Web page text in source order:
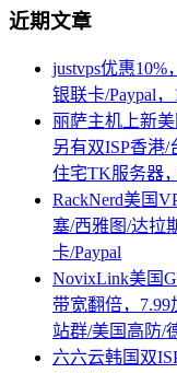
近期文章
justvps优惠
银联卡/Paypal
丽萨主机上新美
另有双ISP香港
住宅TK服务器
RackNerd美国
塞/西雅图/达拉
卡/Paypal
NovixLink美国
带宽翻倍，7.99
站群/美国高防/
六六云韩国双